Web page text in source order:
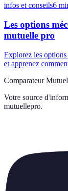
infos et conseils6
Les options
mutuelle pro
Explorez les options
et apprenez
Comparateur
Votre source
mutuellepro.